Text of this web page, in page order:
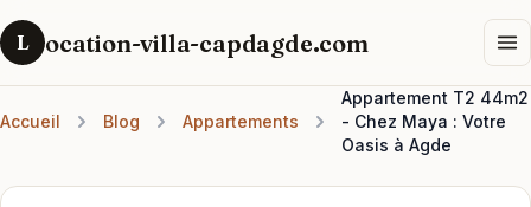
L ocation-villa-capdagde.com
Accueil Blog Appartements
Appartement T2 44m2
- Chez Maya : Votre
Oasis à Agde